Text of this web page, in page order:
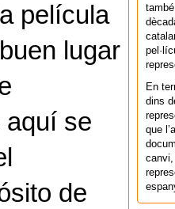
película
lugar
aquí se
de
En
dins
que
canvi,